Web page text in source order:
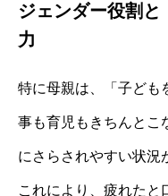
ジェンダー役割
力
特に母親は、「子ども
事も育児もきちんとこ
にさらされやすい状況
これにより、疲れたと